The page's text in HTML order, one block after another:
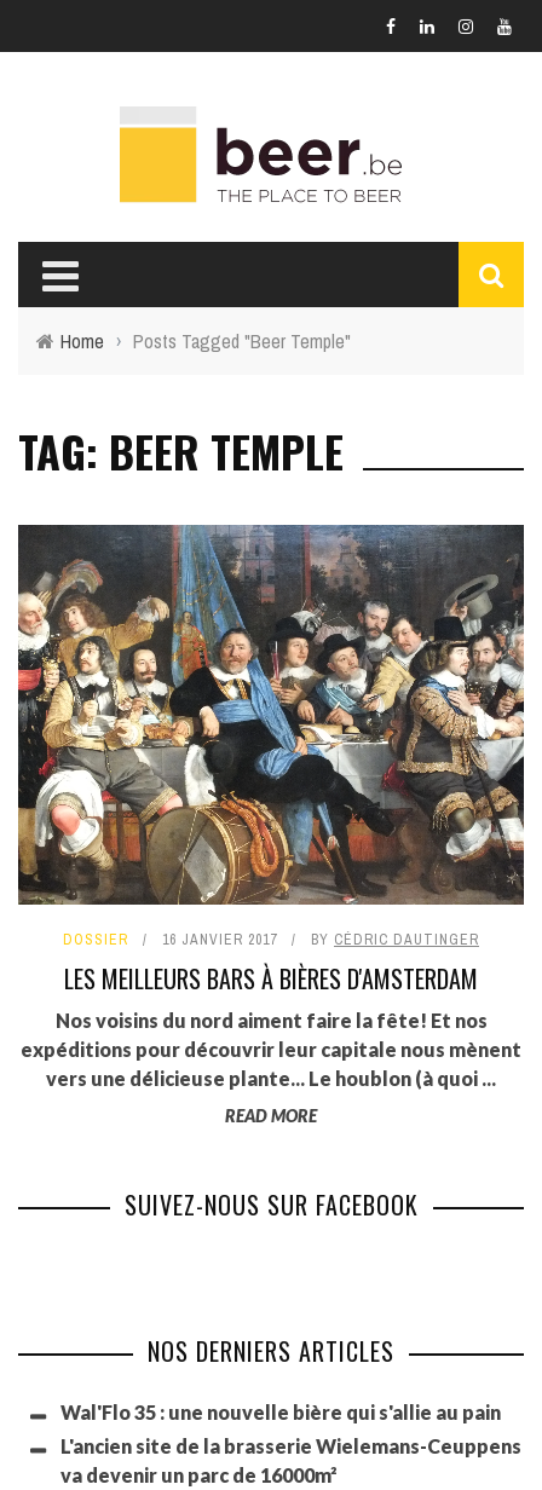
Home › Posts Tagged "Beer Temple"
TAG: BEER TEMPLE
DOSSIER 16 JANVIER 2017 BY CÉDRIC DAUTINGER
LES MEILLEURS BARS À BIÈRES D'AMSTERDAM
Nos voisins du nord aiment faire la fête! Et nos
expéditions pour découvrir leur capitale nous mènent
vers une délicieuse plante... Le houblon (à quoi ...
READ MORE
SUIVEZ-NOUS SUR FACEBOOK
NOS DERNIERS ARTICLES
Wal'Flo 35 : une nouvelle bière qui s'allie au pain
L'ancien site de la brasserie Wielemans-Ceuppens
va devenir un parc de 16000m²